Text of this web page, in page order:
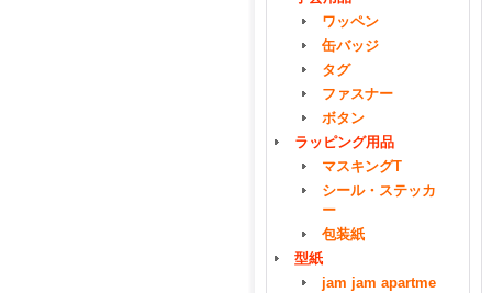
ワッペン
缶バッジ
タグ
ファスナー
ボタン
ラッピング用品
マスキングT
シール・ステッカ
ー
包装紙
型紙
jam jam apartme